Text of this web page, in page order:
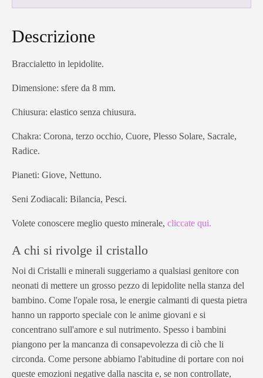
Descrizione
Braccialetto in lepidolite.
Dimensione: sfere da 8 mm.
Chiusura: elastico senza chiusura.
Chakra: Corona, terzo occhio, Cuore, Plesso Solare, Sacrale,
Radice.
Pianeti: Giove, Nettuno.
Seni Zodiacali: Bilancia, Pesci.
Volete conoscere meglio questo minerale, cliccate qui.
A chi si rivolge il cristallo
Noi di Cristalli e minerali suggeriamo a qualsiasi genitore con
neonati di mettere un grosso pezzo di lepidolite nella stanza del
bambino. Come l'opale rosa, le energie calmanti di questa pietra
hanno un rapporto speciale con le anime giovani e si
concentrano sull'amore e sul nutrimento. Spesso i bambini
piangono per la mancanza di consapevolezza di ciò che li
circonda. Come persone abbiamo l'abitudine di portare con noi
queste emozioni negative dalla nascita e, se non controllate,